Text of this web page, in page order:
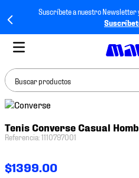
Suscríbete a nuestro Newsletter
Buscar productos
Tenis Converse Casual
Referencia:1110797001
$1399.00
BUSCADOS
2.
tenis hombre